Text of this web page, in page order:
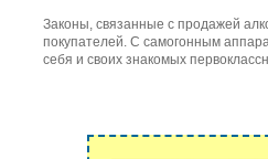
Законы, связанные с продажей
покупателей. С самогонным
себя и своих знакомых